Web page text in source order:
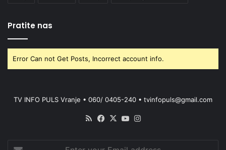
Pratite nas
Error Can not Get Posts, Incorrect account info.
TV INFO PULS Vranje • 060/ 0405-240 • tvinfopuls@gmail.com
RSS Facebook
X YouTube